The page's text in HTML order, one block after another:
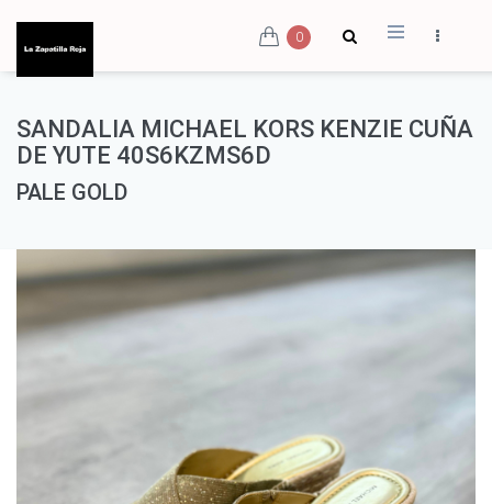
0
SANDALIA MICHAEL KORS KENZIE CUÑA
DE YUTE 40S6KZMS6D
PALE GOLD